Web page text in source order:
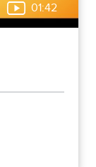
01:42